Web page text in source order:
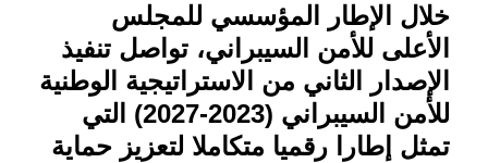
خلال الإطار المؤسسي للمجلس
الأعلى للأمن السيبراني، تواصل تنفيذ
الإصدار الثاني من الاستراتيجية الوطنية
للأمن السيبراني (2023-2027) التي
تمثل إطارا رقميا متكاملا لتعزيز حماية